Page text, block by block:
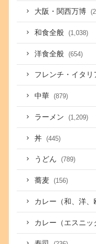
大阪・関西万博
和食全般 (1,038)
洋食全般 (654)
フレンチ・イタリ
中華 (879)
ラーメン (1,209)
丼 (445)
うどん (789)
蕎麦 (156)
カレー（和、洋、
カレー（エスニッ